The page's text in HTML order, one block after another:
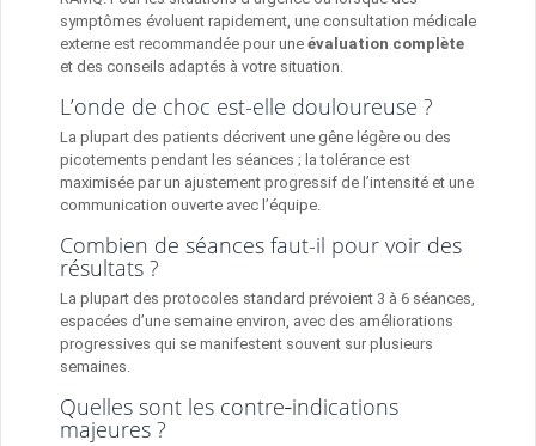
symptômes évoluent rapidement, une consultation médicale
externe est recommandée pour une évaluation complète
et des conseils adaptés à votre situation.
L’onde de choc est-elle douloureuse ?
La plupart des patients décrivent une gêne légère ou des
picotements pendant les séances ; la tolérance est
maximisée par un ajustement progressif de l’intensité et une
communication ouverte avec l’équipe.
Combien de séances faut-il pour voir des
résultats ?
La plupart des protocoles standard prévoient 3 à 6 séances,
espacées d’une semaine environ, avec des améliorations
progressives qui se manifestent souvent sur plusieurs
semaines.
Quelles sont les contre‑indications
majeures ?